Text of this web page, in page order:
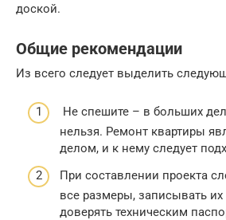
доской.
Общие рекомендации
Из всего следует выделить
Не спешите – в больших
нельзя. Ремонт квартиры
делом, и к нему следует
При составлении проекта
все размеры, записывать
доверять техническим